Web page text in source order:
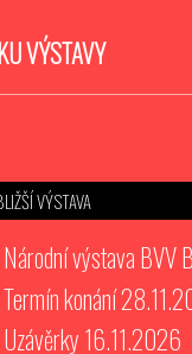
VÝSTAVY
VÝSTAVA
Národní výstava BVV
Termín konání
Uzávěrky 16.11.2026